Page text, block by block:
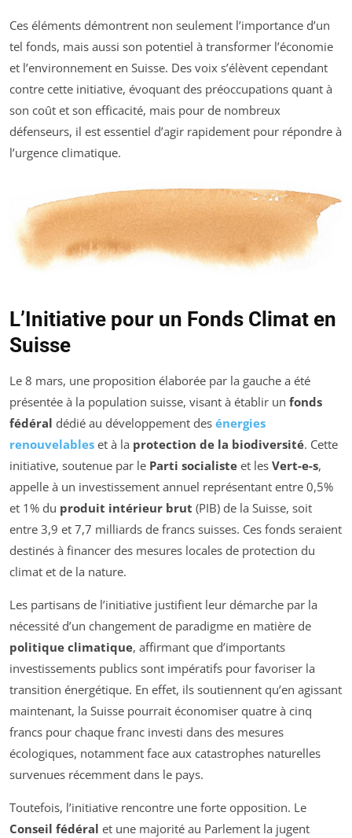
Ces éléments démontrent non seulement l’importance d’un
tel fonds, mais aussi son potentiel à transformer l’économie
et l’environnement en Suisse. Des voix s’élèvent cependant
contre cette initiative, évoquant des préoccupations quant à
son coût et son efficacité, mais pour de nombreux
défenseurs, il est essentiel d’agir rapidement pour répondre à
l’urgence climatique.
L’Initiative pour un Fonds Climat en
Suisse
Le 8 mars, une proposition élaborée par la gauche a été
présentée à la population suisse, visant à établir un fonds
fédéral dédié au développement des énergies
renouvelables et à la protection de la biodiversité. Cette
initiative, soutenue par le Parti socialiste et les Vert-e-s,
appelle à un investissement annuel représentant entre 0,5%
et 1% du produit intérieur brut (PIB) de la Suisse, soit
entre 3,9 et 7,7 milliards de francs suisses. Ces fonds seraient
destinés à financer des mesures locales de protection du
climat et de la nature.
Les partisans de l’initiative justifient leur démarche par la
nécessité d’un changement de paradigme en matière de
politique climatique, affirmant que d’importants
investissements publics sont impératifs pour favoriser la
transition énergétique. En effet, ils soutiennent qu’en agissant
maintenant, la Suisse pourrait économiser quatre à cinq
francs pour chaque franc investi dans des mesures
écologiques, notamment face aux catastrophes naturelles
survenues récemment dans le pays.
Toutefois, l’initiative rencontre une forte opposition. Le
Conseil fédéral et une majorité au Parlement la jugent